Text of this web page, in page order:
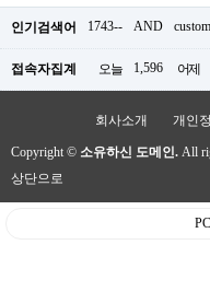
인기검색어 1743-- AND
접속자집계 오늘 1,596 어제
회사소개 개인
Copyright © 소유하신 도메인. All
상단으로